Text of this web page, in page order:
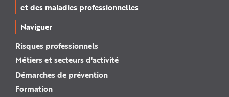
et des maladies professionnelles
Naviguer
Risques professionnels
Métiers et secteurs d'activité
Démarches de prévention
Formation